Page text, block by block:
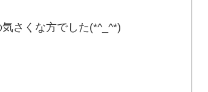
さくな方でした(*^_^*)